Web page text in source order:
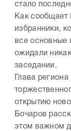
стало
Как
избранники,
все основные
ожидали
заседании.
Глава
открытию
Бочаров
этом важном